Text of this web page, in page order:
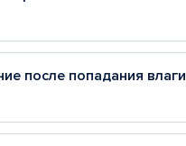
после попадания влаги